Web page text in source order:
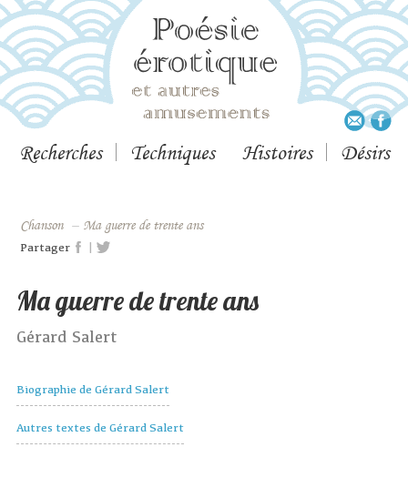
Recherches Techniques Histoires Désirs
Chanson – Ma guerre de trente ans
Partager |
Ma guerre de trente ans
Gérard Salert
Biographie de Gérard Salert
Autres textes de Gérard Salert